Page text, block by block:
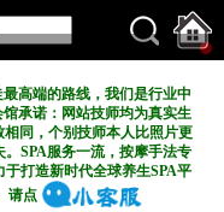
高端的路线，我们是行业中
承诺：网站技师均为真实生
同，个别技师本人比照片更
SPA服务一流，按摩手法专
于打造新时代全球养生SPA平
请点